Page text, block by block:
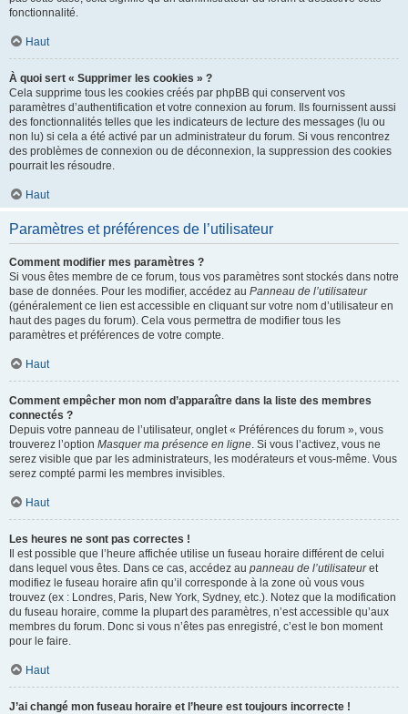
fonctionnalité.
Haut
À quoi sert « Supprimer les cookies » ?
Cela supprime tous les cookies créés par phpBB qui conservent vos
paramètres d’authentification et votre connexion au forum. Ils fournissent aussi
des fonctionnalités telles que les indicateurs de lecture des messages (lu ou
non lu) si cela a été activé par un administrateur du forum. Si vous rencontrez
des problèmes de connexion ou de déconnexion, la suppression des cookies
pourrait les résoudre.
Haut
Paramètres et préférences de l’utilisateur
Comment modifier mes paramètres ?
Si vous êtes membre de ce forum, tous vos paramètres sont stockés dans notre
base de données. Pour les modifier, accédez au Panneau de l’utilisateur
(généralement ce lien est accessible en cliquant sur votre nom d’utilisateur en
haut des pages du forum). Cela vous permettra de modifier tous les
paramètres et préférences de votre compte.
Haut
Comment empêcher mon nom d’apparaître dans la liste des membres
connectés ?
Depuis votre panneau de l’utilisateur, onglet « Préférences du forum », vous
trouverez l’option Masquer ma présence en ligne. Si vous l’activez, vous ne
serez visible que par les administrateurs, les modérateurs et vous-même. Vous
serez compté parmi les membres invisibles.
Haut
Les heures ne sont pas correctes !
Il est possible que l’heure affichée utilise un fuseau horaire différent de celui
dans lequel vous êtes. Dans ce cas, accédez au panneau de l’utilisateuret
modifiez le fuseau horaire afin qu’il corresponde à la zone où vous vous
trouvez (ex : Londres, Paris, New York, Sydney, etc.). Notez que la modification
du fuseau horaire, comme la plupart des paramètres, n’est accessible qu’aux
membres du forum. Donc si vous n’êtes pas enregistré, c’est le bon moment
pour le faire.
Haut
J’ai changé mon fuseau horaire et l’heure est toujours incorrecte !